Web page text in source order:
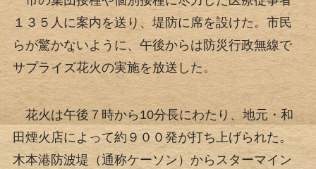
１３５人に案内を送り、堤防に席を設けた。市民
らが驚かないように、午後からは防災行政無線で
サプライズ花火の実施を放送した。
花火は午後７時から10分長にわたり、地元・和
田煙火店によって約９００発が打ち上げられた。
木本港防波堤（通称ケーソン）からスターマイン